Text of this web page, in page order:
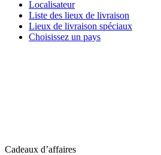
Localisateur
Liste des lieux de livraison
Lieux de livraison spéciaux
Choisissez un pays
Cadeaux d’affaires